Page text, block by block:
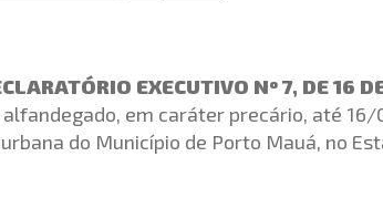
EXECUTIVO Nº 7, DE 16
alfandegado, em caráter precário, até
do Município de Porto Mauá, no